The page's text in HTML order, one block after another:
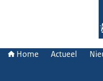
Home Actueel